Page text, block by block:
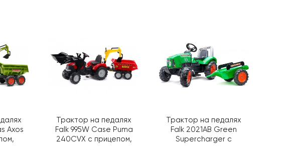
Axos
Трактор на педалях
Falk 995W Case Puma
240CVX с прицепом,
Трактор на педалях
Falk 2021AB Green
Supercharger с